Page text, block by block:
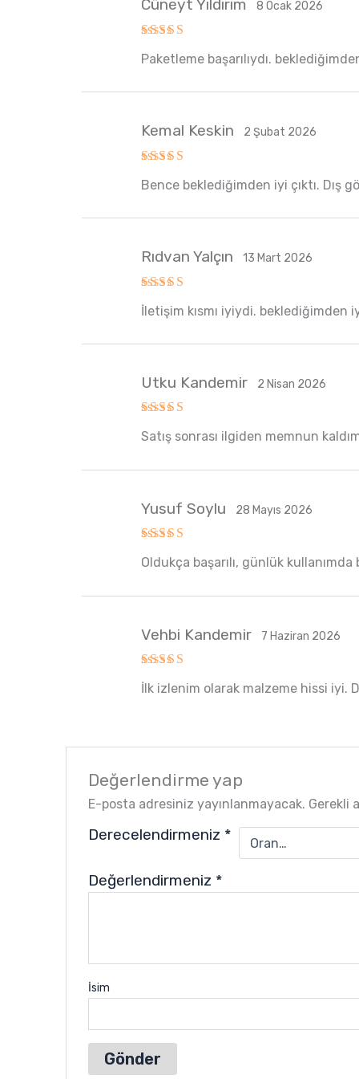
5oy aldı
Cüneyt Yıldırım 8 Ocak 2026
Paketleme başarılıydı.
5oy aldı
Kemal Keskin 2 Şubat 2026
Bence beklediğimden iyi çıktı. Dış
5oy aldı
Rıdvan Yalçın 13 Mart 2026
İletişim kısmı iyiydi. beklediğimden
5oy aldı
Utku Kandemir 2 Nisan 2026
Satış sonrası ilgiden memnun
5oy aldı
Yusuf Soylu 28 Mayıs 2026
Oldukça başarılı, günlük kullanımda
5oy aldı
Vehbi Kandemir 7 Haziran 2026
İlk izlenim olarak malzeme hissi iyi.
Değerlendirme yap
E-posta adresiniz yayınlanmayacak. Gerekli
Derecelendirmeniz *
Değerlendirmeniz *
İsim